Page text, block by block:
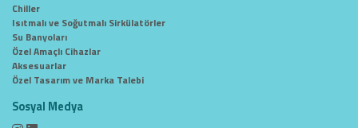
Chiller
Isıtmalı ve Soğutmalı Sirkülatörler
Su Banyoları
Özel Amaçlı Cihazlar
Aksesuarlar
Özel Tasarım ve Marka Talebi
Sosyal Medya